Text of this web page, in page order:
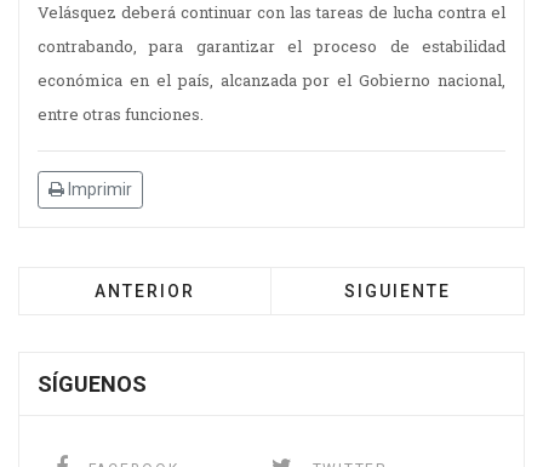
Velásquez deberá continuar con las tareas de lucha contra el
contrabando, para garantizar el proceso de estabilidad
económica en el país, alcanzada por el Gobierno nacional,
entre otras funciones.
Imprimir
ANTERIOR SIGUIENTE
SÍGUENOS